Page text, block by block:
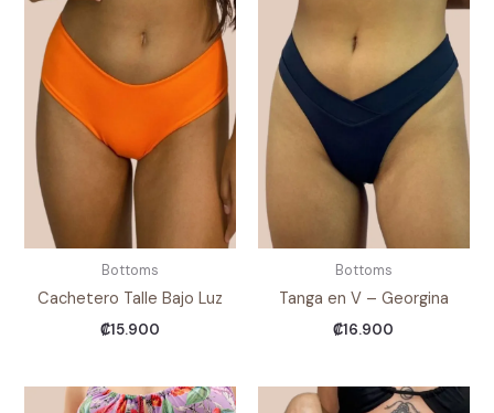
Bottoms
Cachetero Talle Bajo Luz
₡15.900
Bottoms
Tanga en V – Georgina
₡16.900